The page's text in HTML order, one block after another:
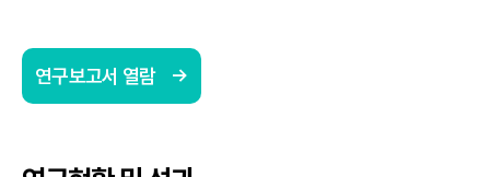
연구보고서 열람 ↑